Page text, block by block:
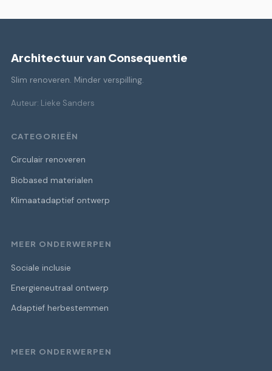
Architectuur van Consequentie
Slim renoveren. Minder verspilling.
Auteur: Lieke Sanders
CATEGORIEËN
Circulair renoveren
Biobased materialen
Klimaatadaptief ontwerp
MEER ONDERWERPEN
Sociale inclusie
Energieneutraal ontwerp
Adaptief herbestemmen
MEER ONDERWERPEN